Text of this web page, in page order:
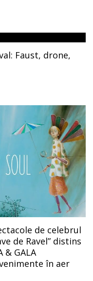
Faust, drone,
de celebrul
de Ravel” distins
& GALA
în aer